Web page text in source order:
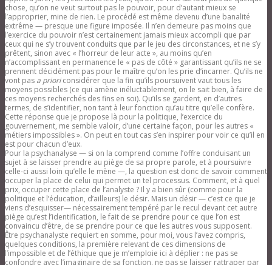
chose, qu’on ne veut surtout pas le pouvoir, pour d’autant mieux se
l’approprier, mine de rien. Le procédé est même devenu d’une banalité
extrême — presque une figure imposée. Il n’en demeure pas moins que
l’exercice du pouvoir n’est certainement jamais mieux accompli que par
ceux qui ne s’y trouvent conduits que par le jeu des circonstances, et ne s’y
prêtent, sinon avec « l’horreur de leur acte », au moins qu’en
n’accomplissant en permanence le « pas de côté » garantissant qu’ils ne se
prennent décidément pas pour le maître qu’on les prie d’incarner. Qu’ils ne
vont pas a prioriconsidérer que la fin qu’ils poursuivent vaut tous les
moyens possibles (ce qui amène inéluctablement, on le sait bien, à faire de
ces moyens recherchés des fins en soi). Qu’ils se gardent, en d’autres
termes, de s’identifier, non tant à leur fonction qu’au titre qu’elle confère.
Cette réponse que je propose là pour la politique, l’exercice du
gouvernement, me semble valoir, d’une certaine façon, pour les autres «
métiers impossibles ». On peut en tout cas s’en inspirer pour voir ce qu’il en
est pour chacun d’eux.
Pour la psychanalyse — si on la comprend comme l’offre conduisant un
sujet à se laisser prendre au piège de sa propre parole, et à poursuivre
celle-ci aussi loin qu’elle le mène —, la question est donc de savoir comment
occuper la place de celui qui permet un tel processus. Comment, et à quel
prix, occuper cette place de l’analyste ? Il y a bien sûr (comme pour la
politique et l’éducation, d’ailleurs) le désir. Mais un désir — c’est ce que je
viens d’esquisser— nécessairement tempéré par le recul devant cet autre
piège qu’est l’identification, le fait de se prendre pour ce que l’on est
convaincu d’être, de se prendre pour ce que les autres vous supposent.
Être psychanalyste requiert en somme, pour moi, vous l’avez compris,
quelques conditions, la première relevant de ces dimensions de
l’impossible et de l’éthique que je m’emploie ici à déplier : ne pas se
confondre avec l’imaginaire de sa fonction, ne pas se laisser rattraper par